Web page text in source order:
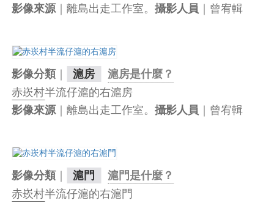
影像來源｜離島出走工作室。攝影人員 ｜曾宥輯
影像分類｜ 滬房 滬房是什麼？
赤崁村半流仔滬的右滬房
影像來源｜離島出走工作室。攝影人員 ｜曾宥輯
影像分類｜ 滬門 滬門是什麼？
赤崁村半流仔滬的右滬門